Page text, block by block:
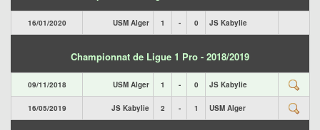
16/01/2020 USM Alger 1 - 0 JS Kabylie
Championnat de Ligue 1 Pro - 2018/2019
09/11/2018 USM Alger 1 - 0 JS Kabylie
16/05/2019 JS Kabylie 2 - 1 USM Alger